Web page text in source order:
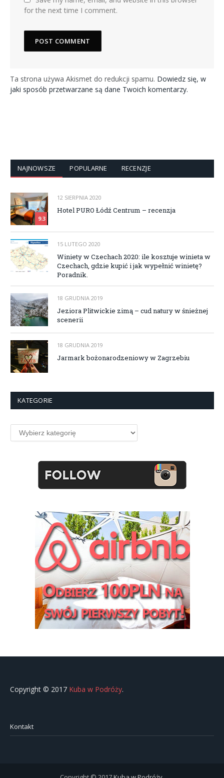
for the next time I comment.
Ta strona używa Akismet do redukcji spamu. Dowiedz się, w
jaki sposób przetwarzane są dane Twoich komentarzy.
NAJNOWSZE POPULARNE RECENZJE
9.3
12 SIERPNIA 2020
Hotel PURO Łódź Centrum – recenzja
15 LUTEGO 2020
Winiety w Czechach 2020: ile kosztuje winieta w
Czechach, gdzie kupić i jak wypełnić winietę?
Poradnik.
18 GRUDNIA 2019
Jeziora Plitwickie zimą – cud natury w śnieżnej
scenerii
18 GRUDNIA 2019
Jarmark bożonarodzeniowy w Zagrzebiu
KATEGORIE
Kategorie
Copyright © 2017 Kuba w Podróży.
Kontakt